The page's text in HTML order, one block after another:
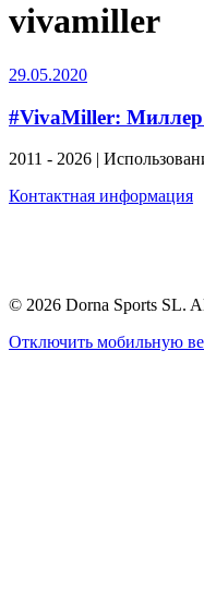
vivamiller
29.05.2020
#VivaMiller: Миллер
2011 - 2026 |
Контактная информация
© 2026 Dorna Sports SL.
Отключить мобильную